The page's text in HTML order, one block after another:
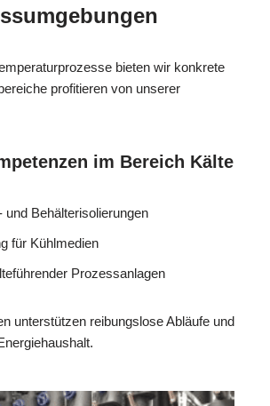
bieten wir konkrete
profitieren von unserer
im Bereich Kälte
und Behälterisolierungen
für Kühlmedien
Prozessanlagen
unterstützen reibungslose Abläufe und